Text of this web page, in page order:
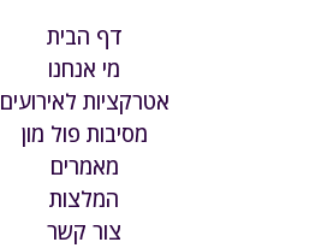
דף הבית
מי אנחנו
אטרקציות לאירועים
מסיבות פול מון
מאמרים
המלצות
צור קשר